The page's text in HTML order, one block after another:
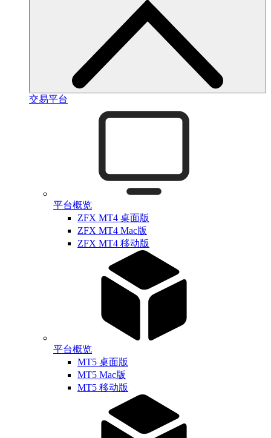
交易平台
平台概览
ZFX MT4 桌面版
ZFX MT4 Mac版
ZFX MT4 移动版
平台概览
MT5 桌面版
MT5 Mac版
MT5 移动版